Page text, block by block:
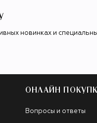
новинках и
ОНЛАЙН
Вопросы и ответы